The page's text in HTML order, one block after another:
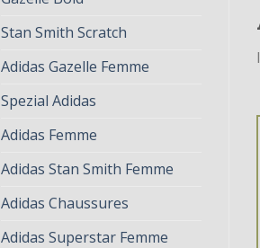
Stan Smith Scratch
Adidas Gazelle Femme
Spezial Adidas
Adidas Femme
Adidas Stan Smith Femme
Adidas Chaussures
Adidas Superstar Femme